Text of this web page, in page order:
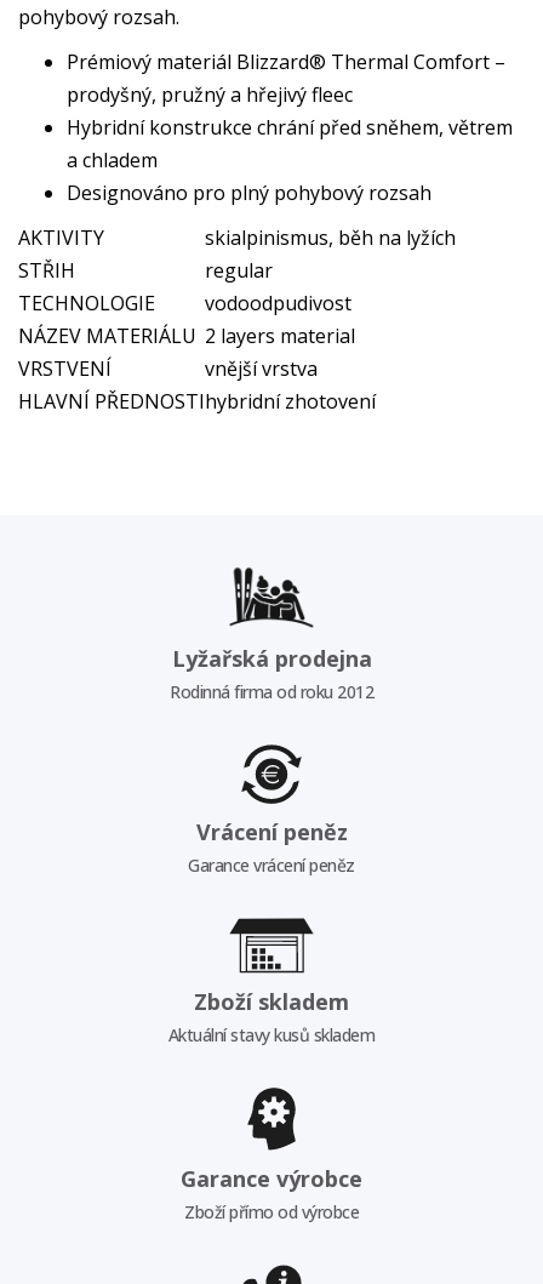
pohybový rozsah.
Prémiový materiál Blizzard® Thermal Comfort –
prodyšný, pružný a hřejivý fleec
Hybridní konstrukce chrání před sněhem, větrem
a chladem
Designováno pro plný pohybový rozsah
AKTIVITY
skialpinismus, běh na lyžích
STŘIH
regular
TECHNOLOGIE
vodoodpudivost
NÁZEV MATERIÁLU 2 layers material
VRSTVENÍ
vnější vrstva
HLAVNÍ PŘEDNOSTIhybridní zhotovení
Lyžařská prodejna
Rodinná firma od roku 2012
Vrácení peněz
Garance vrácení peněz
Zboží skladem
Aktuální stavy kusů skladem
Garance výrobce
Zboží přímo od výrobce